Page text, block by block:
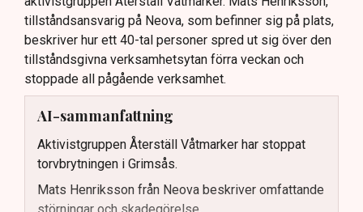
tillståndsansvarig på Neova, som befinner sig på plats,
beskriver hur ett 40-tal personer spred ut sig över den
tillståndsgivna verksamhetsytan förra veckan och
stoppade all pågående verksamhet.
AI-sammanfattning
Aktivistgruppen Återställ Våtmarker har stoppat
torvbrytningen i Grimsås.
Mats Henriksson från Neova beskriver omfattande